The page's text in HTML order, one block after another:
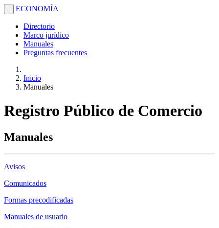
. ECONOMÍA
Directorio
Marco jurídico
Manuales
Preguntas frecuentes
Inicio
Manuales
Registro Público de Comercio
Manuales
Avisos
Comunicados
Formas precodificadas
Manuales de usuario